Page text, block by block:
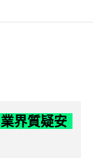
界質疑安